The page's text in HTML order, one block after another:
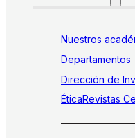
Nuestros
Departamentos
Dirección de
ÉticaRevistas